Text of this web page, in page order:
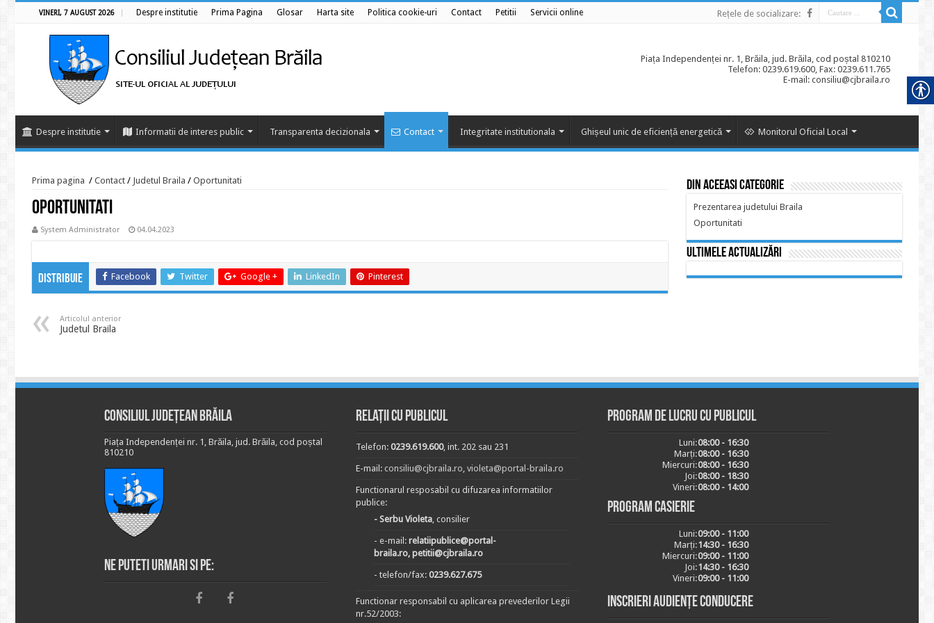
VINERI, 7 AUGUST 2026 Despre institutie Prima Pagina Glosar Harta site Politica cookie-uri Contact Petitii Servicii online Rețele de socializare:
Piața Independenței nr. 1, Brăila, jud. Brăila, cod poștal 810210
Telefon: 0239.619.600, Fax: 0239.611.765
E-mail: consiliu@cjbraila.ro
Despre institutie Informatii de interes public Transparenta decizionala Contact Integritate institutionala Ghișeul unic de eficiență energetică Monitorul Oficial Local
Prima pagina / Contact / Judetul Braila / Oportunitati
Oportunitati
System Administrator 04.04.2023
Distribuie Facebook Twitter Google + LinkedIn Pinterest
Articolul anterior
Judetul Braila
Din aceeasi categorie
Prezentarea judetului Braila
Oportunitati
Ultimele actualizări
Consiliul Județean Brăila
Piața Independenței nr. 1, Brăila, jud. Brăila, cod poștal
810210
Ne puteti urmari si pe:
Relații cu publicul
Telefon: 0239.619.600, int. 202 sau 231
E-mail: consiliu@cjbraila.ro, violeta@portal-braila.ro
Functionarul resposabil cu difuzarea informatiilor
publice:
- Serbu Violeta, consilier
- e-mail: relatiipublice@portal-
braila.ro, petitii@cjbraila.ro
- telefon/fax: 0239.627.675
Functionar responsabil cu aplicarea prevederilor Legii
nr.52/2003:
Program de lucru cu publicul
Luni:08:00 - 16:30
Marți:08:00 - 16:30
Miercuri:08:00 - 16:30
Joi:08:00 - 18:30
Vineri:08:00 - 14:00
Program casierie
Luni:09:00 - 11:00
Marți:14:30 - 16:30
Miercuri:09:00 - 11:00
Joi:14:30 - 16:30
Vineri:09:00 - 11:00
Inscrieri audiențe conducere